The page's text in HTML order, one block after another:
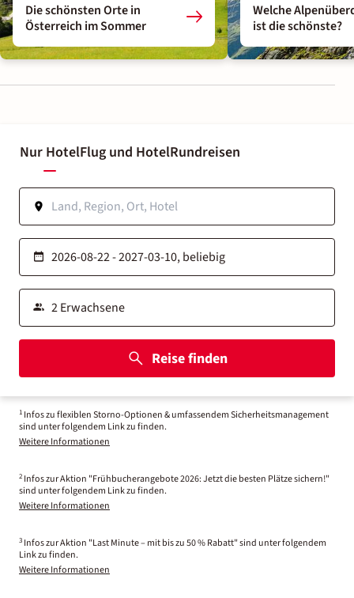
Die schönsten Orte in
Österreich im Sommer
Welche
ist die schönste?
Nur HotelFlug und HotelRundreisen
Reise finden
1 Infos zu flexiblen Storno-Optionen & umfassendem Sicherheitsmanagement
sind unter folgendem Link zu finden.
Weitere Informationen
2 Infos zur Aktion "Frühbucherangebote 2026: Jetzt die besten Plätze sichern!"
sind unter folgendem Link zu finden.
Weitere Informationen
3 Infos zur Aktion "Last Minute – mit bis zu 50 % Rabatt" sind unter folgendem
Link zu finden.
Weitere Informationen